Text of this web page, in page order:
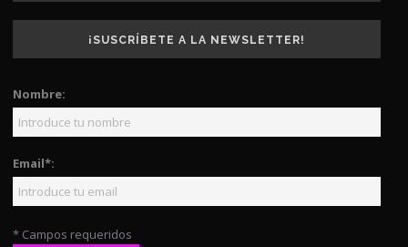
¡SUSCRÍBETE A LA NEWSLETTER!
Nombre:
Email*:
* Campos requeridos